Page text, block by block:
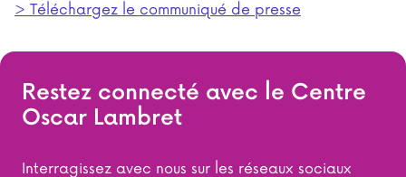
> Téléchargez le communiqué de presse
Restez connecté avec le Centre
Oscar Lambret
Interragissez avec nous sur les réseaux sociaux